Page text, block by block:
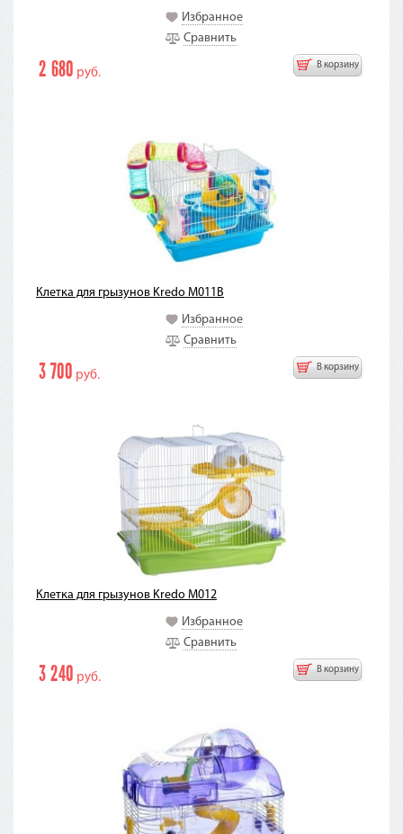
Избранное
Сравнить
В корзину
2 680 руб.
Клетка для грызунов Kredo M011B
Избранное
Сравнить
В корзину
3 700 руб.
Клетка для грызунов Kredo M012
Избранное
Сравнить
В корзину
3 240 руб.